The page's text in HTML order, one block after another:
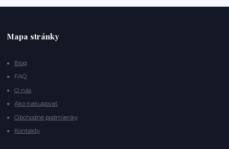
Mapa stránky
Blog
FAQ
O nás
Ako nakupovať
Obchodné podmienky
Kontakty